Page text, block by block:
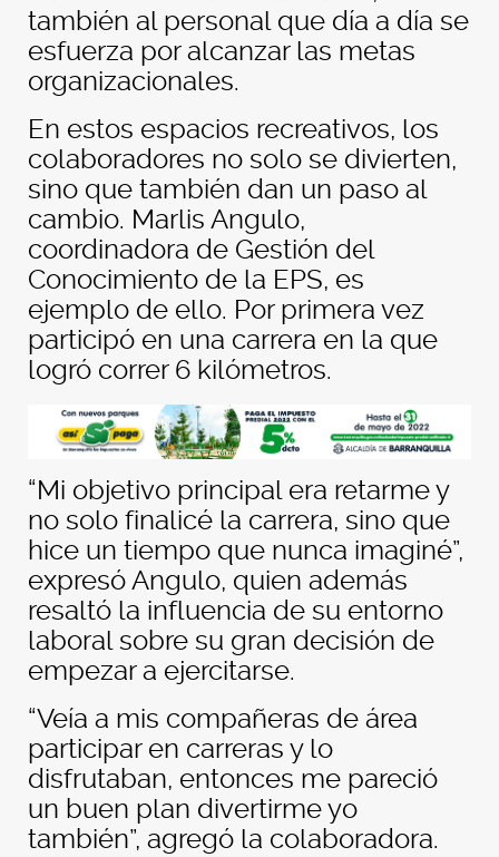
también al personal que día a día se
esfuerza por alcanzar las metas
organizacionales.
En estos espacios recreativos, los
colaboradores no solo se divierten,
sino que también dan un paso al
cambio. Marlis Angulo,
coordinadora de Gestión del
Conocimiento de la EPS, es
ejemplo de ello. Por primera vez
participó en una carrera en la que
logró correr 6 kilómetros.
“Mi objetivo principal era retarme y
no solo finalicé la carrera, sino que
hice un tiempo que nunca imaginé”,
expresó Angulo, quien además
resaltó la influencia de su entorno
laboral sobre su gran decisión de
empezar a ejercitarse.
“Veía a mis compañeras de área
participar en carreras y lo
disfrutaban, entonces me pareció
un buen plan divertirme yo
también”, agregó la colaboradora.